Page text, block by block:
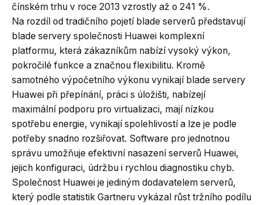
čínském trhu v roce 2013 vzrostly až o 241 %.
Na rozdíl od tradičního pojetí blade serverů představují
blade servery společnosti Huawei komplexní
platformu, která zákazníkům nabízí vysoký výkon,
pokročilé funkce a značnou flexibilitu. Kromě
samotného výpočetního výkonu vynikají blade servery
Huawei při přepínání, práci s úložišti, nabízejí
maximální podporu pro virtualizaci, mají nízkou
spotřebu energie, vynikají spolehlivostí a lze je podle
potřeby snadno rozšiřovat. Software pro jednotnou
správu umožňuje efektivní nasazení serverů Huawei,
jejich konfiguraci, údržbu i rychlou diagnostiku chyb.
Společnost Huawei je jediným dodavatelem serverů,
který podle statistik Gartneru vykázal růst tržního podílu